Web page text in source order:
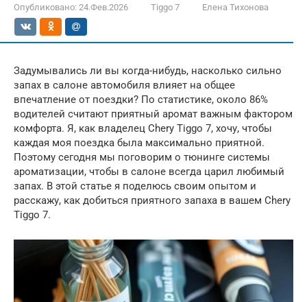
Опубликовано: 24.Фев.2026 Tiggo 7 Елена Тихонова
Задумывались ли вы когда-нибудь, насколько сильно
запах в салоне автомобиля влияет на общее
впечатление от поездки? По статистике, около 86%
водителей считают приятный аромат важным фактором
комфорта. Я, как владелец Chery Tiggo 7, хочу, чтобы
каждая моя поездка была максимально приятной.
Поэтому сегодня мы поговорим о тюнинге системы
ароматизации, чтобы в салоне всегда царил любимый
запах. В этой статье я поделюсь своим опытом и
расскажу, как добиться приятного запаха в вашем Chery
Tiggo 7.